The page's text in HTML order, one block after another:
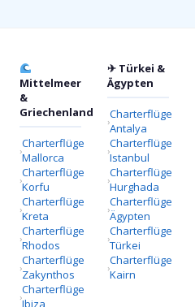
Mittelmeer
&
Griechenland
Charterflüge
Mallorca
Charterflüge
Korfu
Charterflüge
Kreta
Charterflüge
Rhodos
Charterflüge
Zakynthos
Charterflüge
Ibiza
✈ Türkei &
Ägypten
Charterflüge
Antalya
Charterflüge
Istanbul
Charterflüge
Hurghada
Charterflüge
Ägypten
Charterflüge
Türkei
Charterflüge
Kairn